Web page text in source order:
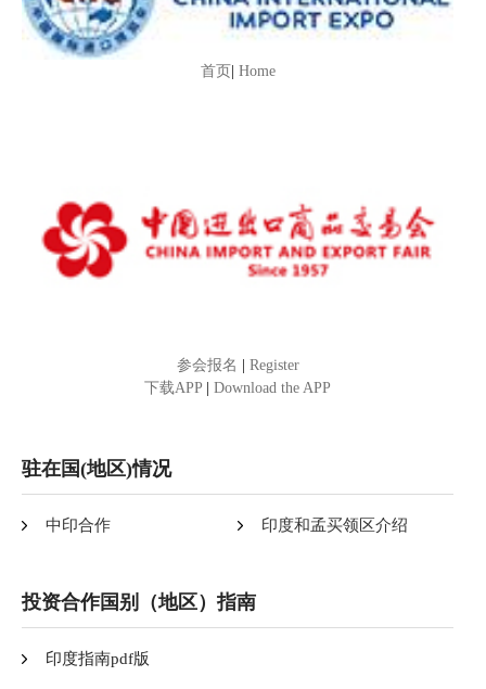
首页| Home
参会报名
Register
下载APP
Download the APP
驻在国(地区)情况
中印合作 印度和孟买领区介绍
投资合作国别（地区）指南
印度指南pdf版